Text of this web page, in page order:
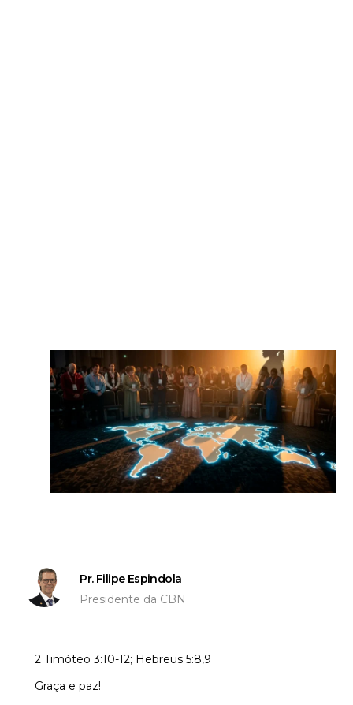
Pr. Filipe Espindola
Presidente da CBN
2 Timóteo 3:10-12; Hebreus 5:8,9
Graça e paz!